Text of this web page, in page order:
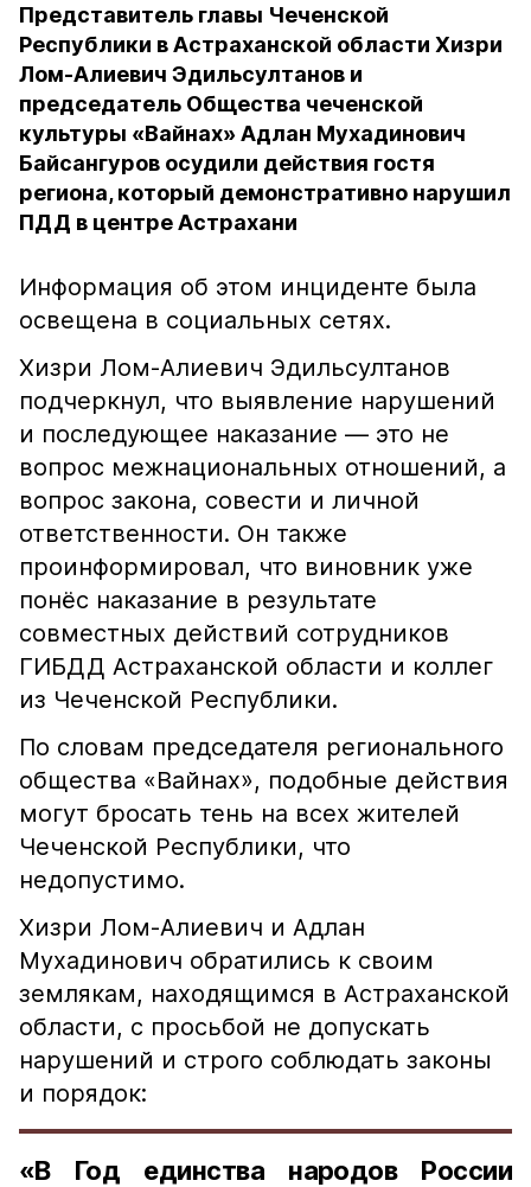
Представитель главы Чеченской
Республики в Астраханской области Хизри
Лом-Алиевич Эдильсултанов и
председатель Общества чеченской
культуры «Вайнах» Адлан Мухадинович
Байсангуров осудили действия гостя
региона, который демонстративно нарушил
ПДД в центре Астрахани
Информация об этом инциденте была
освещена в социальных сетях.
Хизри Лом-Алиевич Эдильсултанов
подчеркнул, что выявление нарушений
и последующее наказание — это не
вопрос межнациональных отношений, а
вопрос закона, совести и личной
ответственности. Он также
проинформировал, что виновник уже
понёс наказание в результате
совместных действий сотрудников
ГИБДД Астраханской области и коллег
из Чеченской Республики.
По словам председателя регионального
общества «Вайнах», подобные действия
могут бросать тень на всех жителей
Чеченской Республики, что
недопустимо.
Хизри Лом-Алиевич и Адлан
Мухадинович обратились к своим
землякам, находящимся в Астраханской
области, с просьбой не допускать
нарушений и строго соблюдать законы
и порядок:
«В Год единства народов России